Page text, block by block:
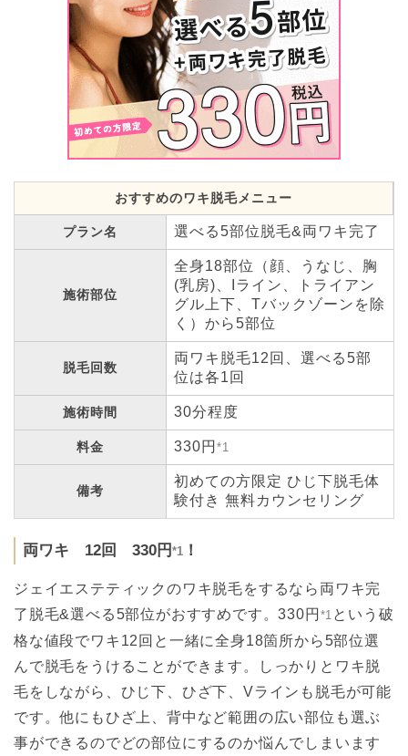
おすすめのワキ脱毛メニュー
プラン名 選べる5部位脱毛&両ワキ完了
施術部位
全身18部位（顔、うなじ、胸
(乳房)、Iライン、トライアン
グル上下、Tバックゾーンを除
く）から5部位
脱毛回数
両ワキ脱毛12回、選べる5部
位は各1回
施術時間 30分程度
料金 330円 *1
備考
初めての方限定 ひじ下脱毛体
験付き 無料カウンセリング
両ワキ 12回 330円 *1 ！
ジェイエステティックのワキ脱毛をするなら両ワキ完
了脱毛&選べる5部位がおすすめです。330円 *1 という破
格な値段でワキ12回と一緒に全身18箇所から5部位選
んで脱毛をうけることができます。しっかりとワキ脱
毛をしながら、ひじ下、ひざ下、Vラインも脱毛が可能
です。他にもひざ上、背中など範囲の広い部位も選ぶ
事ができるのでどの部位にするのか悩んでしまいます